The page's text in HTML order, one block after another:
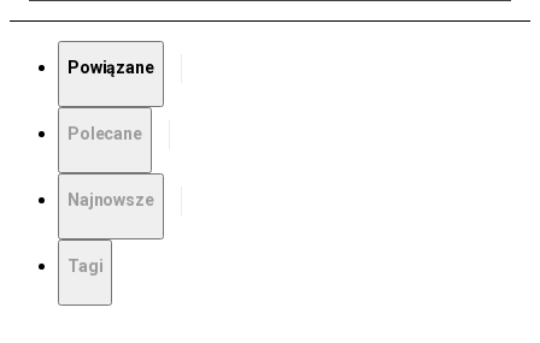
Powiązane
Polecane
Najnowsze
Tagi